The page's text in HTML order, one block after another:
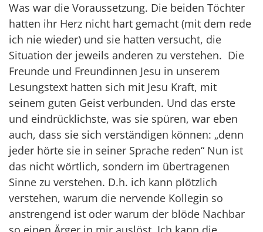
Was war die Voraussetzung. Die beiden Töchter
hatten ihr Herz nicht hart gemacht (mit dem rede
ich nie wieder) und sie hatten versucht, die
Situation der jeweils anderen zu verstehen. Die
Freunde und Freundinnen Jesu in unserem
Lesungstext hatten sich mit Jesu Kraft, mit
seinem guten Geist verbunden. Und das erste
und eindrücklichste, was sie spüren, war eben
auch, dass sie sich verständigen können: „denn
jeder hörte sie in seiner Sprache reden“ Nun ist
das nicht wörtlich, sondern im übertragenen
Sinne zu verstehen. D.h. ich kann plötzlich
verstehen, warum die nervende Kollegin so
anstrengend ist oder warum der blöde Nachbar